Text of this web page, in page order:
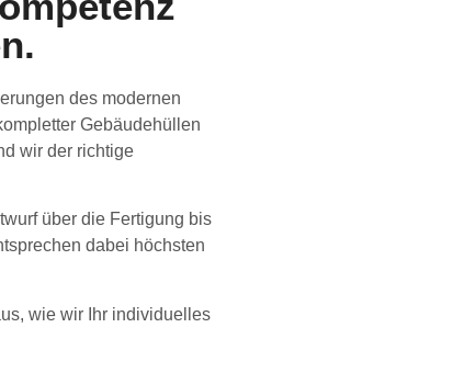
des modernen
Gebäudehüllen
wir der richtige
über die Fertigung bis
dabei höchsten
wie wir Ihr individuelles